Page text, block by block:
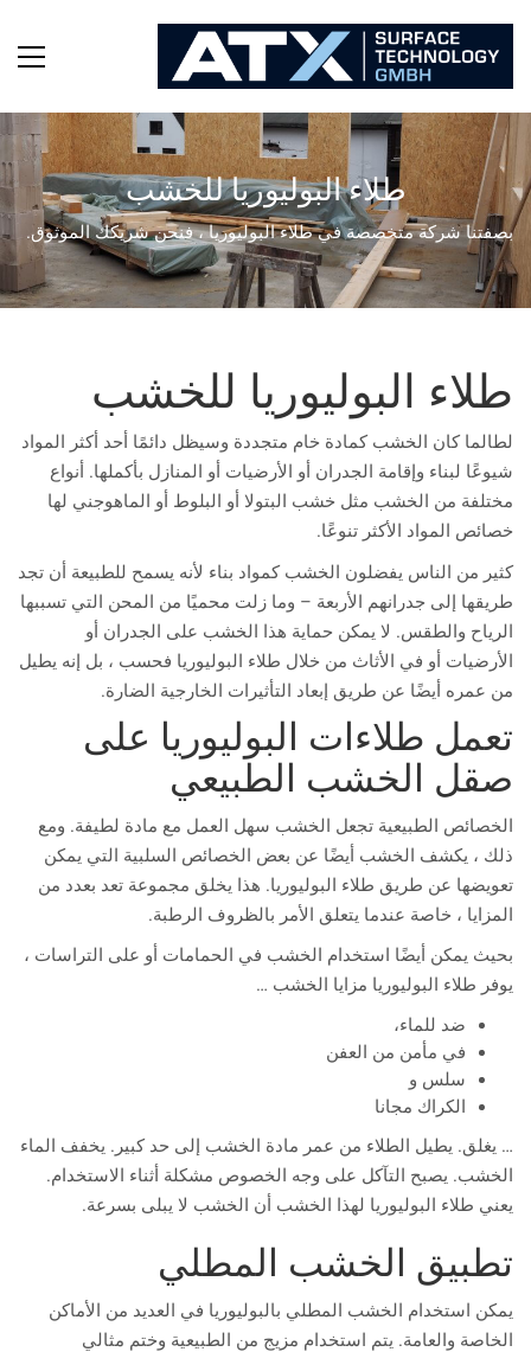
طلاء البوليوريا للخشب
بصفتنا شركة متخصصة في طلاء البوليوريا ، فنحن شريكك الموثوق.
طلاء البوليوريا للخشب
لطالما كان الخشب كمادة خام متجددة وسيظل دائمًا أحد أكثر المواد
شيوعًا لبناء وإقامة الجدران أو الأرضيات أو المنازل بأكملها. أنواع
مختلفة من الخشب مثل خشب البتولا أو البلوط أو الماهوجني لها
خصائص المواد الأكثر تنوعًا.
كثير من الناس يفضلون الخشب كمواد بناء لأنه يسمح للطبيعة أن تجد
طريقها إلى جدرانهم الأربعة – وما زلت محميًا من المحن التي تسببها
الرياح والطقس. لا يمكن حماية هذا الخشب على الجدران أو
الأرضيات أو في الأثاث من خلال طلاء البوليوريا فحسب ، بل إنه يطيل
من عمره أيضًا عن طريق إبعاد التأثيرات الخارجية الضارة.
تعمل طلاءات البوليوريا على
صقل الخشب الطبيعي
الخصائص الطبيعية تجعل الخشب سهل العمل مع مادة لطيفة. ومع
ذلك ، يكشف الخشب أيضًا عن بعض الخصائص السلبية التي يمكن
تعويضها عن طريق طلاء البوليوريا. هذا يخلق مجموعة تعد بعدد من
المزايا ، خاصة عندما يتعلق الأمر بالظروف الرطبة.
بحيث يمكن أيضًا استخدام الخشب في الحمامات أو على التراسات ،
يوفر طلاء البوليوريا مزايا الخشب …
ضد للماء،
في مأمن من العفن
سلس و
الكراك مجانا
… يغلق. يطيل الطلاء من عمر مادة الخشب إلى حد كبير. يخفف الماء
الخشب. يصبح التآكل على وجه الخصوص مشكلة أثناء الاستخدام.
يعني طلاء البوليوريا لهذا الخشب أن الخشب لا يبلى بسرعة.
تطبيق الخشب المطلي
يمكن استخدام الخشب المطلي بالبوليوريا في العديد من الأماكن
الخاصة والعامة. يتم استخدام مزيج من الطبيعية وختم مثالي